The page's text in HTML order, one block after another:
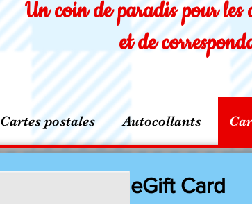
Un coin de paradis pour les
et de
Cartes postales Autocollants
eGift Card